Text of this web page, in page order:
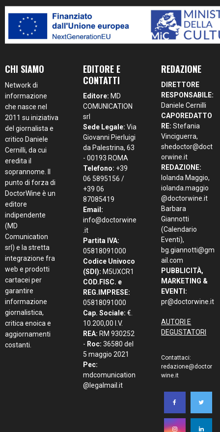
CHI SIAMO
Network di
informazione
che nasce nel
2011 su iniziativa
del giornalista e
critico Daniele
Cernilli, da cui
eredita il
soprannome. Il
punto di forza di
DoctorWine è un
editore
indipendente
(MD
Comunication
srl) e la stretta
integrazione fra
web e prodotti
cartacei per
garantire
informazione
giornalistica,
critica enoica e
aggiornamenti
costanti.
EDITORE E
CONTATTI
Editore: MD
COMUNICATION
srl
Sede Legale: Via
Giovanni Pierluigi
da Palestrina, 63
- 00193 ROMA
Telefono: +39
06 5895156 /
+39 06
87085419
Email:
info@doctorwine
.it
Partita IVA:
05818091000
Codice Univoco
(SDI): M5UXCR1
COD.FISC. e
REG.IMPRESE:
05818091000
Cap. Sociale: €.
10.200,00 I.V.
REA: RM 930252
- Roc: 36580 del
5 maggio 2021
Pec:
mdcomunication
@legalmail.it
REDAZIONE
DIRETTORE
RESPONSABILE:
Daniele Cernilli
CAPOREDATTO
RE: Stefania
Vinciguerra,
shedoctor@doct
orwine.it
REDAZIONE:
Iolanda Maggio,
iolanda.maggio
@doctorwine.it
Barbara
Giannotti
(Calendario
Eventi),
bg.giannotti@gm
ail.com
PUBBLICITÀ,
MARKETING &
EVENTI:
pr@doctorwine.it
AUTORI E
DEGUSTATORI
Contattaci:
redazione@doctor
wine.it